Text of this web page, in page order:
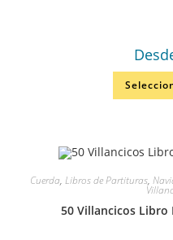
Cuerda, Libros de Partituras,
50 Villancicos Libro